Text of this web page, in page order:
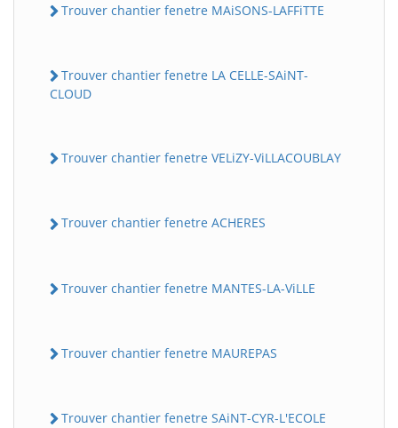
Trouver chantier fenetre MAiSONS-LAFFiTTE
Trouver chantier fenetre LA CELLE-SAiNT-
CLOUD
Trouver chantier fenetre VELiZY-ViLLACOUBLAY
Trouver chantier fenetre ACHERES
Trouver chantier fenetre MANTES-LA-ViLLE
Trouver chantier fenetre MAUREPAS
Trouver chantier fenetre SAiNT-CYR-L'ECOLE